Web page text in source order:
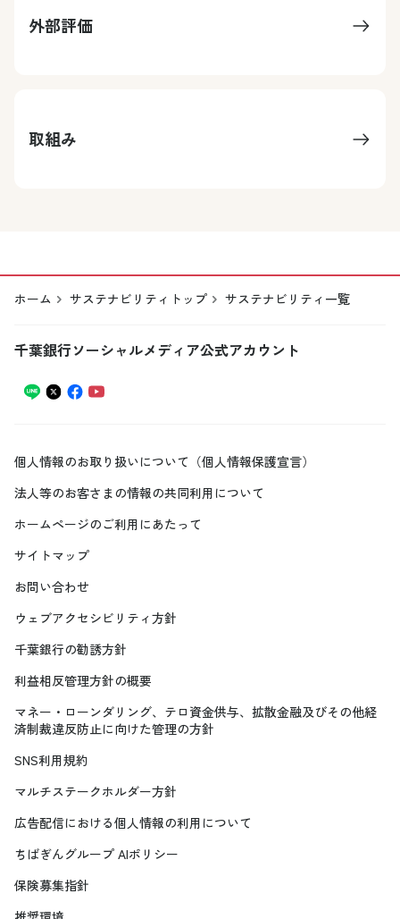
外部評価
取組み
ホーム サステナビリティトップ サステナビリティ一覧
千葉銀行ソーシャルメディア公式アカウント
個人情報のお取り扱いについて（個人情報保護宣言）
法人等のお客さまの情報の共同利用について
ホームページのご利用にあたって
サイトマップ
お問い合わせ
ウェブアクセシビリティ方針
千葉銀行の勧誘方針
利益相反管理方針の概要
マネー・ローンダリング、テロ資金供与、拡散金融及びその他経
済制裁違反防止に向けた管理の方針
SNS利用規約
マルチステークホルダー方針
広告配信における個人情報の利用について
ちばぎんグループ AIポリシー
保険募集指針